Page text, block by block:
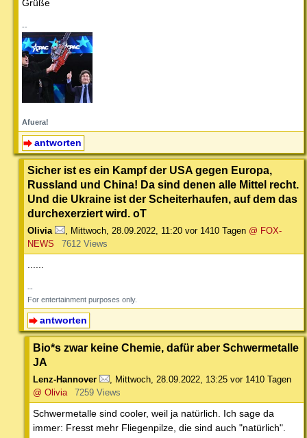
Grüße
--
Afuera!
antworten
Sicher ist es ein Kampf der USA gegen Europa,
Russland und China! Da sind denen alle Mittel recht.
Und die Ukraine ist der Scheiterhaufen, auf dem das
durchexerziert wird. oT
Olivia Mittwoch, 28.09.2022, 11:20 vor 1410 Tagen @ FOX-
NEWS
7612 Views
--
For entertainment purposes only.
antworten
Bio*s zwar keine Chemie, dafür aber Schwermetalle
JA
Lenz-Hannover Mittwoch, 28.09.2022, 13:25 vor 1410 Tagen
@ Olivia
7259 Views
Schwermetalle sind cooler, weil ja natürlich. Ich sage da
immer: Fresst mehr Fliegenpilze, die sind auch "natürlich".